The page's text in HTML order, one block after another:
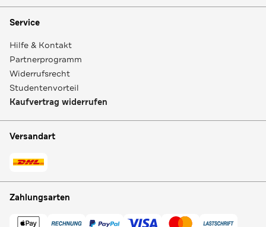
Service
Hilfe & Kontakt
Partnerprogramm
Widerrufsrecht
Studentenvorteil
Kaufvertrag widerrufen
Versandart
Zahlungsarten